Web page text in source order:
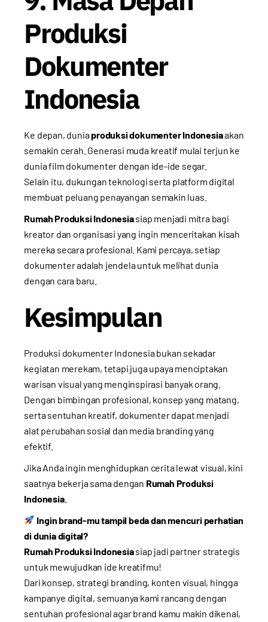
Produksi
Dokumenter
Indonesia
Ke depan, duniaproduksi dokumenter Indonesiaakan
semakin cerah. Generasi muda kreatif mulai terjun ke
dunia film dokumenter dengan ide-ide segar.
Selain itu, dukungan teknologi serta platform digital
membuat peluang penayangan semakin luas.
Rumah Produksi Indonesiasiap menjadi mitra bagi
kreator dan organisasi yang ingin menceritakan kisah
mereka secara profesional. Kami percaya, setiap
dokumenter adalah jendela untuk melihat dunia
dengan cara baru.
Kesimpulan
Produksi dokumenter Indonesia bukan sekadar
kegiatan merekam, tetapi juga upaya menciptakan
warisan visual yang menginspirasi banyak orang.
Dengan bimbingan profesional, konsep yang matang,
serta sentuhan kreatif, dokumenter dapat menjadi
alat perubahan sosial dan media branding yang
efektif.
Jika Anda ingin menghidupkan cerita lewat visual, kini
saatnya bekerja sama dengan Rumah Produksi
Indonesia.
Ingin brand-mu tampil beda dan mencuri perhatian
di dunia digital?
Rumah Produksi Indonesiasiap jadi partner strategis
untuk mewujudkan ide kreatifmu!
Dari konsep, strategi branding, konten visual, hingga
kampanye digital, semuanya kami rancang dengan
sentuhan profesional agar brand kamu makin dikenal,